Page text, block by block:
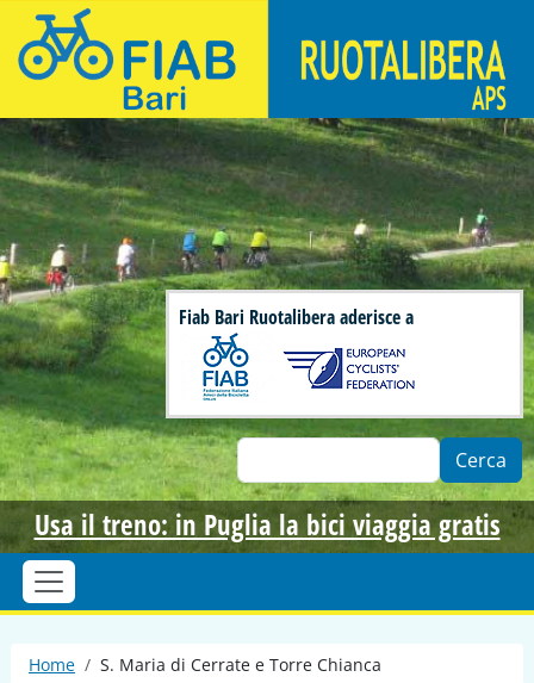
Salta al contenuto principale
Bari Ruotalibera - Associazione di ciclisti urbani
Fiab Bari Ruotalibera aderisce a
Cerca
Usa il treno: in Puglia la bici viaggia gratis
Briciole di pane
Home S. Maria di Cerrate e Torre Chianca